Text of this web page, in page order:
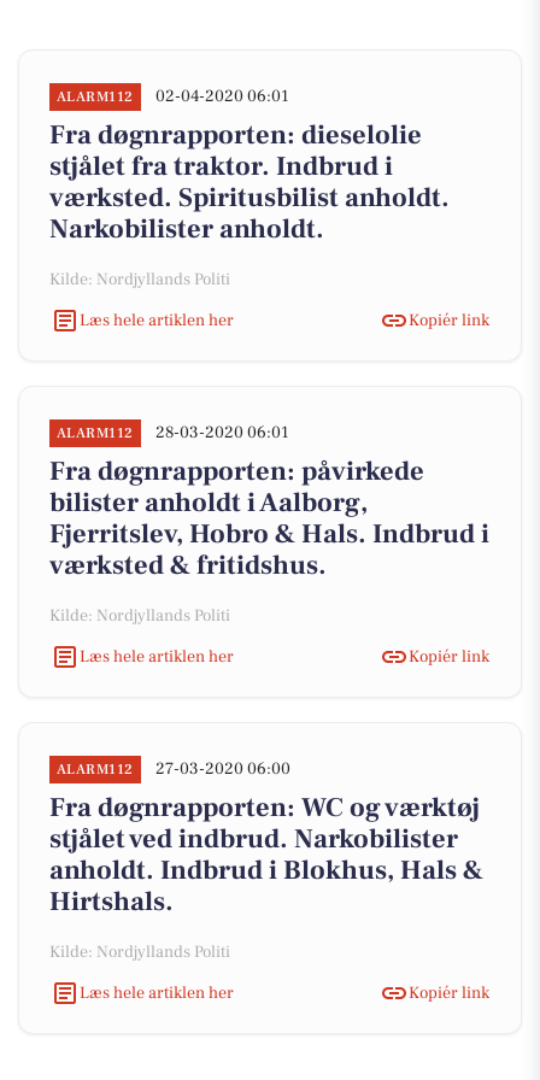
ALARM112 02-04-2020 06:01
Fra døgnrapporten: dieselolie
stjålet fra traktor. Indbrud i
værksted. Spiritusbilist anholdt.
Narkobilister anholdt.
Kilde: Nordjyllands Politi
Læs hele artiklen her
Kopiér link
ALARM112 28-03-2020 06:01
Fra døgnrapporten: påvirkede
bilister anholdt i Aalborg,
Fjerritslev, Hobro & Hals. Indbrud i
værksted & fritidshus.
Kilde: Nordjyllands Politi
Læs hele artiklen her
Kopiér link
ALARM112 27-03-2020 06:00
Fra døgnrapporten: WC og værktøj
stjålet ved indbrud. Narkobilister
anholdt. Indbrud i Blokhus, Hals &
Hirtshals.
Kilde: Nordjyllands Politi
Læs hele artiklen her
Kopiér link